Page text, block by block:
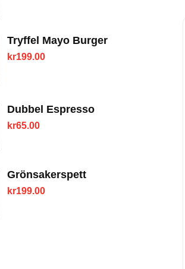
Tryffel Mayo Burger
kr199.00
Dubbel Espresso
kr65.00
Grönsakerspett
kr199.00